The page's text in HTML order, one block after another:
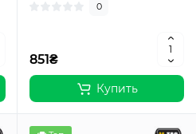
0
851₴
Купить